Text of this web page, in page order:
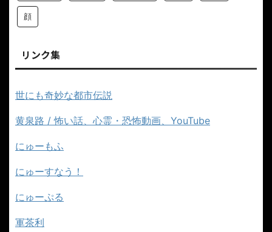
顔
リンク集
世にも奇妙な都市伝説
黄泉路 / 怖い話、心霊・恐怖動画、YouTube
にゅーもふ
にゅーすなう！
にゅーぷる
軍茶利